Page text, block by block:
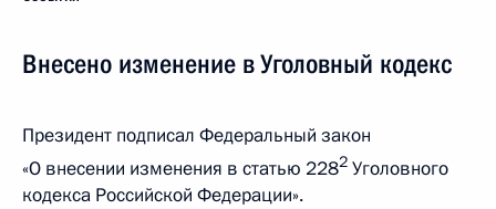
Внесено изменение в Уголовный кодекс
Президент подписал Федеральный закон
«О внесении изменения в статью 2282 Уголовного
кодекса Российской Федерации».